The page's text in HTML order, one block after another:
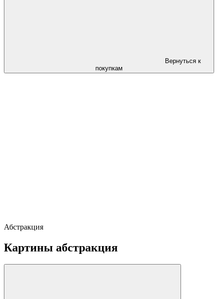
Вернуться к
покупкам
Абстракция
Картины абстракция